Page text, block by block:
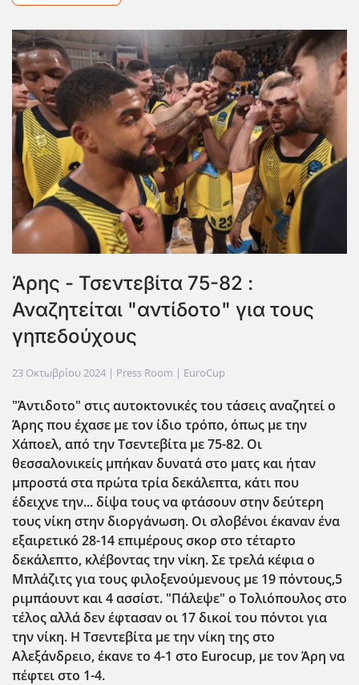
Άρης - Τσεντεβίτα 75-82 :
Αναζητείται "αντίδοτο" για τους
γηπεδούχους
23 Οκτωβρίου 2024 | Press Room | EuroCup
"Άντιδοτο" στις αυτοκτονικές του τάσεις αναζητεί ο
Άρης που έχασε με τον ίδιο τρόπο, όπως με την
Χάποελ, από την Τσεντεβίτα με 75-82. Οι
θεσσαλονικείς μπήκαν δυνατά στο ματς και ήταν
μπροστά στα πρώτα τρία δεκάλεπτα, κάτι που
έδειχνε την... δίψα τους να φτάσουν στην δεύτερη
τους νίκη στην διοργάνωση. Οι σλοβένοι έκαναν ένα
εξαιρετικό 28-14 επιμέρους σκορ στο τέταρτο
δεκάλεπτο, κλέβοντας την νίκη. Σε τρελά κέφια ο
Μπλάζιτς για τους φιλοξενούμενους με 19 πόντους,5
ριμπάουντ και 4 ασσίστ. "Πάλεψε" ο Τολιόπουλος στο
τέλος αλλά δεν έφτασαν οι 17 δικοί του πόντοι για
την νίκη. Η Τσεντεβίτα με την νίκη της στο
Αλεξάνδρειο, έκανε το 4-1 στο Eurocup, με τον Άρη να
πέφτει στο 1-4.